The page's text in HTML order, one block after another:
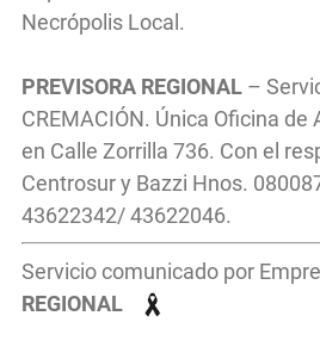
Necrópolis Local.
PREVISORA REGIONAL –
CREMACIÓN. Única Oficina
en Calle Zorrilla 736. Con el
Centrosur y Bazzi Hnos.
43622342/ 43622046.
Servicio comunicado por
REGIONAL